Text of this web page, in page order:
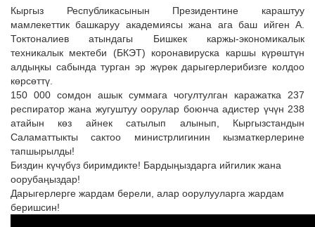
Кыргыз Республикасынын Президентине караштуу
мамлекеттик башкаруу академиясы жана ага баш ийген А.
Токтоналиев атындагы Бишкек каржы-экономикалык
техникалык мектеби (БКЭТ) коронавируска каршы күрөштүн
алдыңкы сабында турган эр жүрөк дарыгерлерибизге колдоо
көрсөттү.
150 000 сомдон ашык суммага чогултулган каражатка 237
респиратор жана жугуштуу оорулар боюнча адистер үчүн 238
атайын көз айнек сатылып алынып, Кыргызстандын
Саламаттыкты сактоо министрлигинин кызматкерлерине
тапшырылды!
Биздин күчүбүз биримдикте! Бардыңыздарга ийгилик жана
оорубаңыздар!
Дарыгерлерге жардам берели, алар оорулууларга жардам
беришсин!